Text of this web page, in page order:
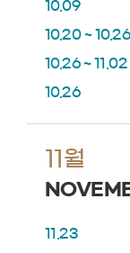
10.09
10.20 ~ 10.26
10.26 ~ 11.02
10.26
11월
11.23